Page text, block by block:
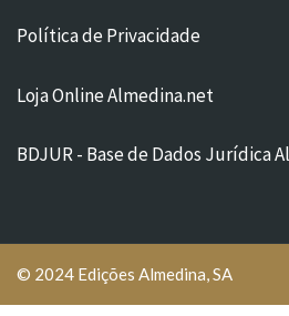
Política de Privacidade
Loja Online Almedina.net
BDJUR - Base de Dados Jurídica
© 2024 Edições Almedina, SA